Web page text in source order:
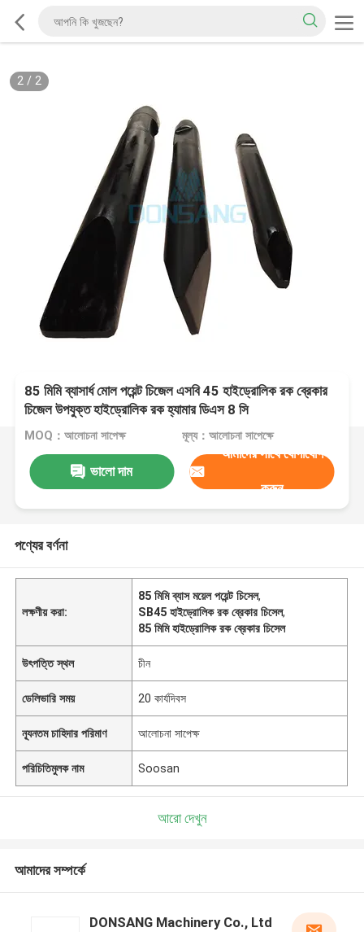
2/ 2
85 মিমি ব্যাসার্ধ মোল পয়েন্ট চিজেল এসবি 45 হাইড্রোলিক রক ব্রেকার
চিজেল উপযুক্ত হাইড্রোলিক রক হ্যামার ডিএস 8 সি
MOQ：আলোচনা সাপেক্ষ মূল্য：আলোচনা সাপেক্ষে
ভালো দাম
আমাদের সাথে যোগাযোগ
করুন
পণ্যের বর্ণনা
লক্ষণীয় করা:
85 মিমি ব্যাস ময়েল পয়েন্ট চিসেল,
SB45 হাইড্রোলিক রক ব্রেকার চিসেল,
85 মিমি হাইড্রোলিক রক ব্রেকার চিসেল
উৎপত্তি স্থল চীন
ডেলিভারি সময় 20 কার্যদিবস
ন্যূনতম চাহিদার পরিমাণ আলোচনা সাপেক্ষ
পরিচিতিমুলক নাম Soosan
আরো দেখুন
আমাদের সম্পর্কে
DONSANG Machinery Co., Ltd